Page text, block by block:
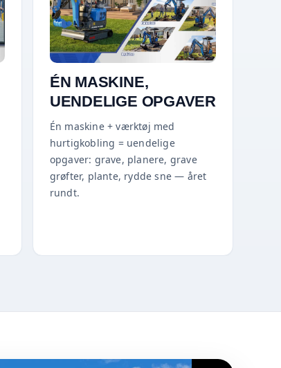
ÉN MASKINE,
UENDELIGE OPGAVER
Én maskine + værktøj med
hurtigkobling = uendelige
opgaver: grave, planere, grave
grøfter, plante, rydde sne — året
rundt.